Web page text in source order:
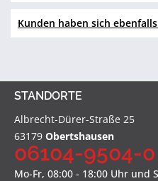
Kunden haben sich
STANDORTE
Albrecht-Dürer-Straße 25
63179 Obertshausen
06104-9504-0
Mo-Fr, 08:00 - 18:00 Uhr und